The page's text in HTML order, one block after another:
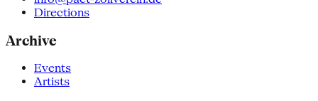
Directions
Archive
Events
Artists